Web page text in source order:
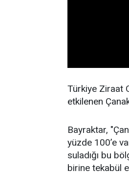
Türkiye Ziraat
etkilenen
Bayraktar,
yüzde 100’e
suladığı bu
birine tekabül